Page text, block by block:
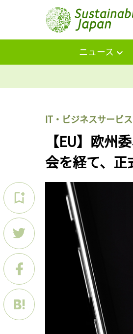
ニュース
IT・ビジネスサービス
【EU】欧州
会を経て、正